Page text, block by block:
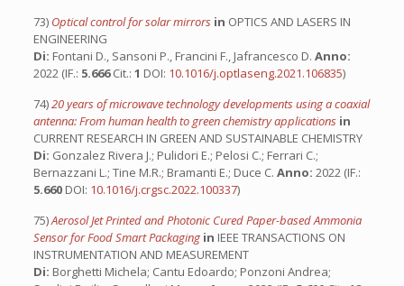
73) Optical control for solar mirrors in OPTICS AND LASERS IN
ENGINEERING
Di: Fontani D., Sansoni P., Francini F., Jafrancesco D. Anno:
2022 (IF.: 5.666Cit.: 1 DOI: 10.1016/j.optlaseng.2021.106835)
74)20 years of microwave technology developments using a coaxial
antenna: From human health to green chemistry applications in
CURRENT RESEARCH IN GREEN AND SUSTAINABLE CHEMISTRY
Di: Gonzalez Rivera J.; Pulidori E.; Pelosi C.; Ferrari C.;
Bernazzani L.; Tine M.R.; Bramanti E.; Duce C. Anno: 2022 (IF.:
5.660 DOI: 10.1016/j.crgsc.2022.100337)
75)Aerosol Jet Printed and Photonic Cured Paper-based Ammonia
Sensor for Food Smart Packaging in IEEE TRANSACTIONS ON
INSTRUMENTATION AND MEASUREMENT
Di: Borghetti Michela; Cantu Edoardo; Ponzoni Andrea;